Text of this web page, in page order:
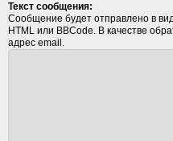
Текст сообщения:
Сообщение будет отправлено в
HTML или BBCode. В качестве
адрес email.